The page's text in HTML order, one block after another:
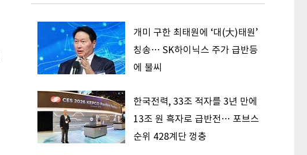
개미 구한 최태원에 ‘대(大)태원’
칭송… SK하이닉스 주가 급반등
에 불씨
한국전력, 33조 적자를 3년 만에
13조 원 흑자로 급반전… 포브스
순위 428계단 껑충